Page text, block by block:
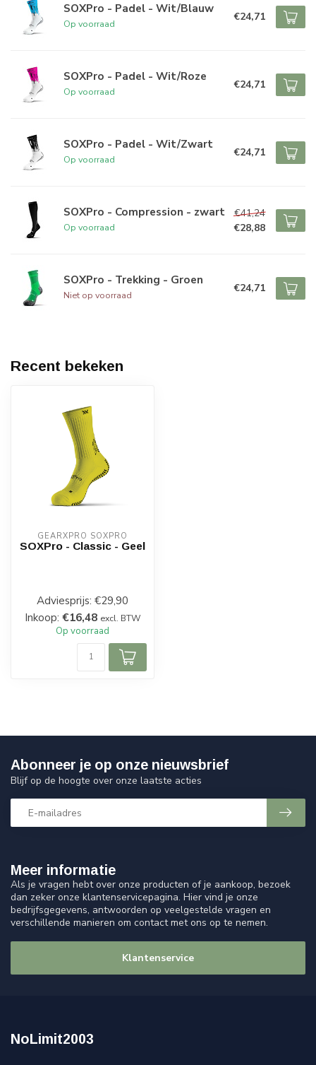
SOXPro - Padel - Wit/Blauw
Op voorraad
€24,71
SOXPro - Padel - Wit/Roze
Op voorraad
€24,71
SOXPro - Padel - Wit/Zwart
Op voorraad
€24,71
SOXPro - Compression - zwart
Op voorraad
€41,24
€28,88
SOXPro - Trekking - Groen
Niet op voorraad
€24,71
Recent bekeken
GEARXPRO SOXPRO
SOXPro - Classic - Geel
Adviesprijs: €29,90
Inkoop: €16,48 excl. BTW
Op voorraad
Meer informatie
Als je vragen hebt over onze producten of je aankoop, bezoek
dan zeker onze klantenservicepagina. Hier vind je onze
bedrijfsgegevens, antwoorden op veelgestelde vragen en
verschillende manieren om contact met ons op te nemen.
Klantenservice
Abonneer je op onze nieuwsbrief
Blijf op de hoogte over onze laatste acties
NoLimit2003